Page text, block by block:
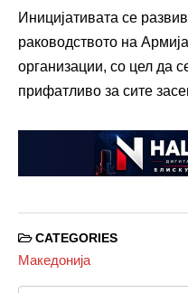
Иницијативата се
раководството на
организации, со цел да
прифатливо за сите
CATEGORIES
Македонија